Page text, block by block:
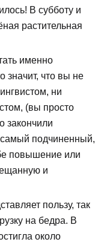
В субботу и
растительная
именно
значит, что вы не
ни
(вы просто
закончили
подчиненный,
повышение или
и
пользу, так
на бедра. В
около